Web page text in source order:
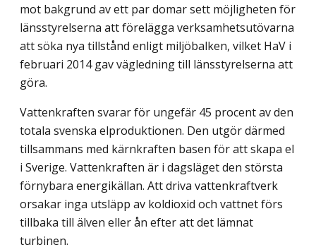
mot bakgrund av ett par domar sett möjligheten för
länsstyrelserna att förelägga verksamhetsutövarna
att söka nya tillstånd enligt miljöbalken, vilket HaV i
februari 2014 gav vägledning till länsstyrelserna att
göra.
Vattenkraften svarar för ungefär 45 procent av den
totala svenska elproduktionen. Den utgör därmed
tillsammans med kärnkraften basen för att skapa el
i Sverige. Vattenkraften är i dagsläget den största
förnybara energikällan. Att driva vattenkraftverk
orsakar inga utsläpp av koldioxid och vattnet förs
tillbaka till älven eller ån efter att det lämnat
turbinen.